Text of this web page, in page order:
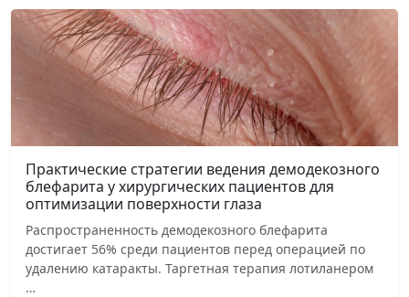
Практические стратегии ведения демодекозного
блефарита у хирургических пациентов для
оптимизации поверхности глаза
Распространенность демодекозного блефарита
достигает 56% среди пациентов перед операцией по
удалению катаракты. Таргетная терапия лотиланером
…